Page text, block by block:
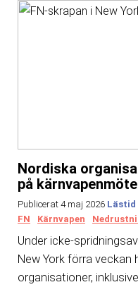
Nordiska
på
Publicerat 4 maj 2026
FN
Kärnvapen
Under icke-
New York förra veckan
organisationer,